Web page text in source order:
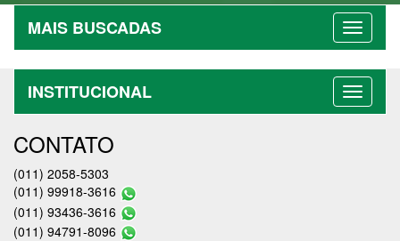
MAIS BUSCADAS
INSTITUCIONAL
CONTATO
(011) 2058-5303
(011) 99918-3616
(011) 93436-3616
(011) 94791-8096